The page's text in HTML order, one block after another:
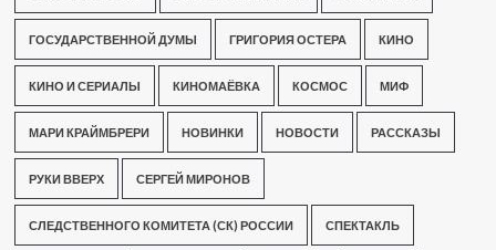
ГОСУДАРСТВЕННОЙ ДУМЫ ГРИГОРИЯ ОСТЕРА КИНО
КИНО И СЕРИАЛЫ КИНОМАЁВКА КОСМОС МИФ
МАРИ КРАЙМБРЕРИ НОВИНКИ НОВОСТИ РАССКАЗЫ
РУКИ ВВЕРХ СЕРГЕЙ МИРОНОВ
СЛЕДСТВЕННОГО КОМИТЕТА (СК) РОССИИ СПЕКТАКЛЬ